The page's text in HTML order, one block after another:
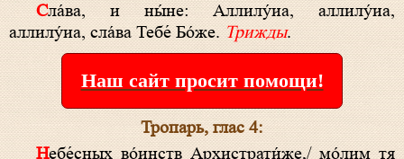
Сла́ва, и ны́не: Аллилу́иа, аллилу́иа,
аллилу́иа, сла́ва Тебе́ Бо́же.Трижды.
Наш сайт просит помощи!
Тропарь, глас 4:
Небе́сных во́инств Архистрати́же,/ мо́лим тя